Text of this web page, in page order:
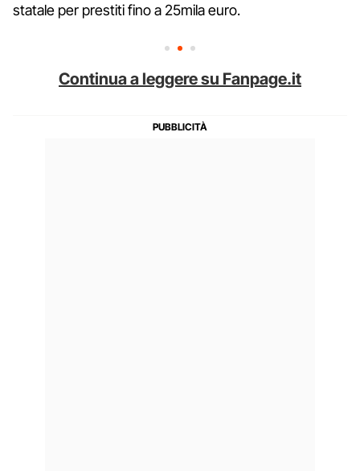
statale per prestiti fino a 25mila euro.
Continua a leggere su Fanpage.it